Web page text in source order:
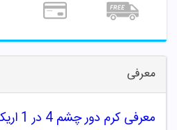
معرفی
معرفی کرم دور چشم 4 در 1 اریکه